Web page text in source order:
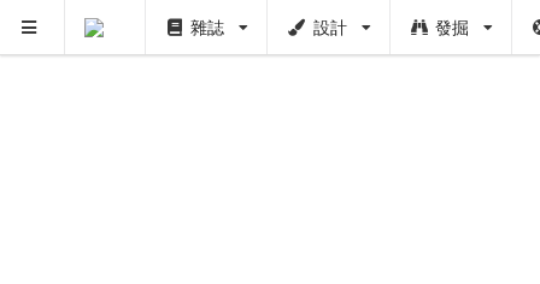
雜誌 設計 發掘